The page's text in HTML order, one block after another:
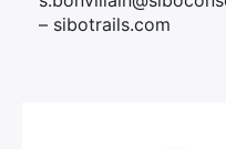
– sibotrails.com